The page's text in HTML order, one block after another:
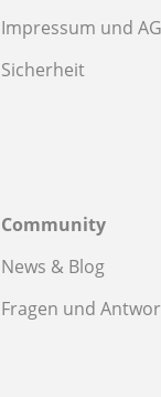
Impressum und
Sicherheit
Community
News & Blog
Fragen und